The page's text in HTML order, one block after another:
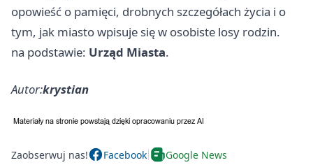
opowieść o pamięci, drobnych szczegółach życia i o
tym, jak miasto wpisuje się w osobiste losy rodzin.
na podstawie: Urząd Miasta.
Autor:krystian
Zaobserwuj nas! Facebook Google News